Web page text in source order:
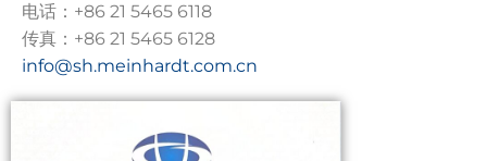
电话：+86 21 5465 6118
传真：+86 21 5465 6128
info@sh.meinhardt.com.cn